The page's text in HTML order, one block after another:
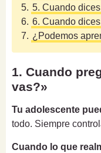
5. 5. Cuando
6. 6. Cuando
7. ¿Podemos
1. Cuando
vas?»
Tu adolescente
todo. Siempre
Cuando lo que